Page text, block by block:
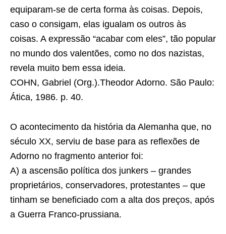
equiparam-se de certa forma às coisas. Depois,
caso o consigam, elas igualam os outros às
coisas. A expressão “acabar com eles”, tão popular
no mundo dos valentões, como no dos nazistas,
revela muito bem essa ideia.
COHN, Gabriel (Org.).Theodor Adorno. São Paulo:
Ática, 1986. p. 40.
O acontecimento da história da Alemanha que, no
século XX, serviu de base para as reﬂexões de
Adorno no fragmento anterior foi:
A) a ascensão política dos junkers – grandes
proprietários, conservadores, protestantes – que
tinham se beneficiado com a alta dos preços, após
a Guerra Franco-prussiana.